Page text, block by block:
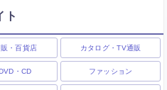
ト
・百貨店 カタログ・TV通販
・CD ファッション